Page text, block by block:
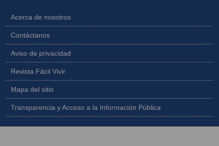
Acerca de nosotros
Contáctanos
Aviso de privacidad
Revista Fácil Vivir
Mapa del sitio
Transparencia y Acceso a la Información Pública